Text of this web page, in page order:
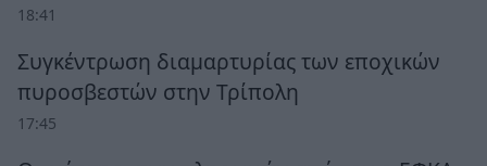
18:41
Συγκέντρωση διαμαρτυρίας των εποχικών
πυροσβεστών στην Τρίπολη
17:45